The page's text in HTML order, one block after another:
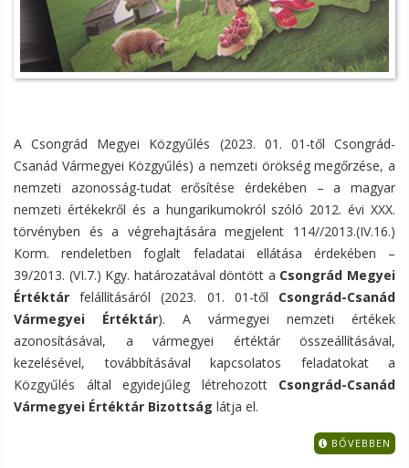
A Csongrád Megyei Közgyűlés (2023. 01. 01-től Csongrád-
Csanád Vármegyei Közgyűlés) a nemzeti örökség megőrzése, a
nemzeti azonosság-tudat erősítése érdekében – a magyar
nemzeti értékekről és a hungarikumokról szóló 2012. évi XXX.
törvényben és a végrehajtására megjelent 114//2013.(IV.16.)
Korm. rendeletben foglalt feladatai ellátása érdekében –
39/2013. (VI.7.) Kgy. határozatával döntött a Csongrád Megyei
Értéktár felállításáról (2023. 01. 01-től Csongrád-Csanád
Vármegyei Értéktár). A vármegyei nemzeti értékek
azonosításával, a vármegyei értéktár összeállításával,
kezelésével, továbbításával kapcsolatos feladatokat a
Közgyűlés által egyidejűleg létrehozott Csongrád-Csanád
Vármegyei Értéktár Bizottság látja el.
BŐVEBBEN